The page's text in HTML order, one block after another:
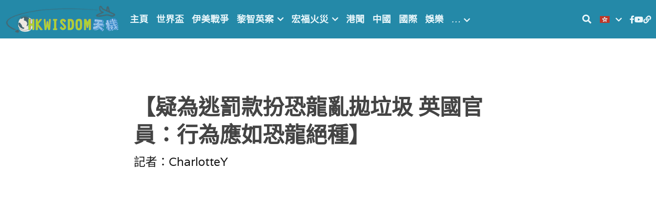
主頁 世界盃 伊美戰爭 黎智英案 宏福火災 港聞 中國 國際 娛樂 …
【疑為逃罰款扮恐龍亂拋垃圾 英國官
員：行為應如恐龍絕種】
記者：CharlotteY